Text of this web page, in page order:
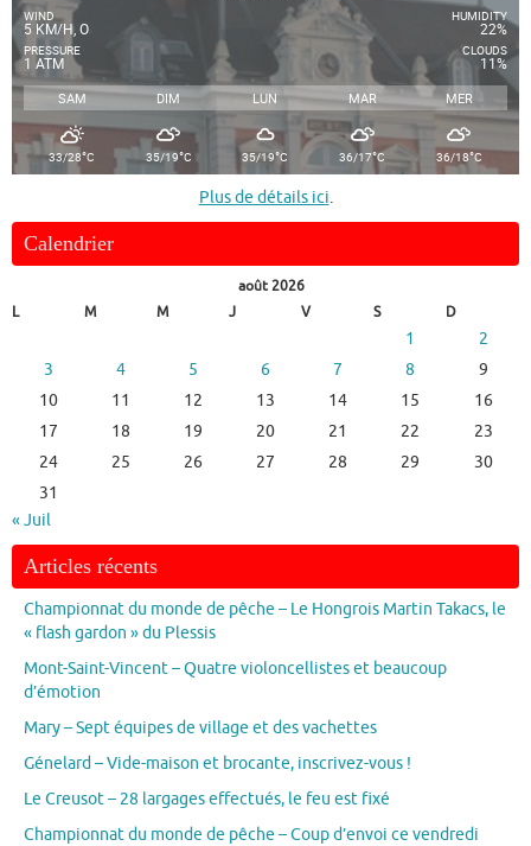
WIND
5 KM/H, O
PRESSURE
1 ATM
HUMIDITY
22%
CLOUDS
11%
SAM DIM LUN MAR MER
33/28°C 35/19°C 35/19°C 36/17°C 36/18°C
Plus de détails ici.
Calendrier
août 2026
L
M M J V S D
1
2
3
4 5 6 7 8
9
10
11 12 13 14 15
16
17
18 19 20 21 22
23
24
25 26 27 28 29
30
31
« Juil
Articles récents
Championnat du monde de pêche – Le Hongrois Martin Takacs, le
« flash gardon » du Plessis
Mont-Saint-Vincent – Quatre violoncellistes et beaucoup
d’émotion
Mary – Sept équipes de village et des vachettes
Génelard – Vide-maison et brocante, inscrivez-vous !
Le Creusot – 28 largages effectués, le feu est fixé
Championnat du monde de pêche – Coup d’envoi ce vendredi